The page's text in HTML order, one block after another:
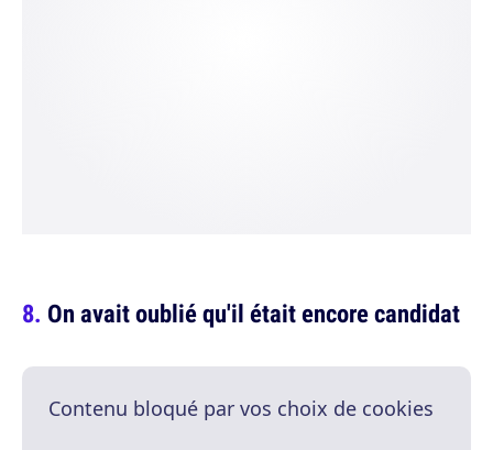
On avait oublié qu'il était encore candidat
Contenu bloqué par vos choix de cookies